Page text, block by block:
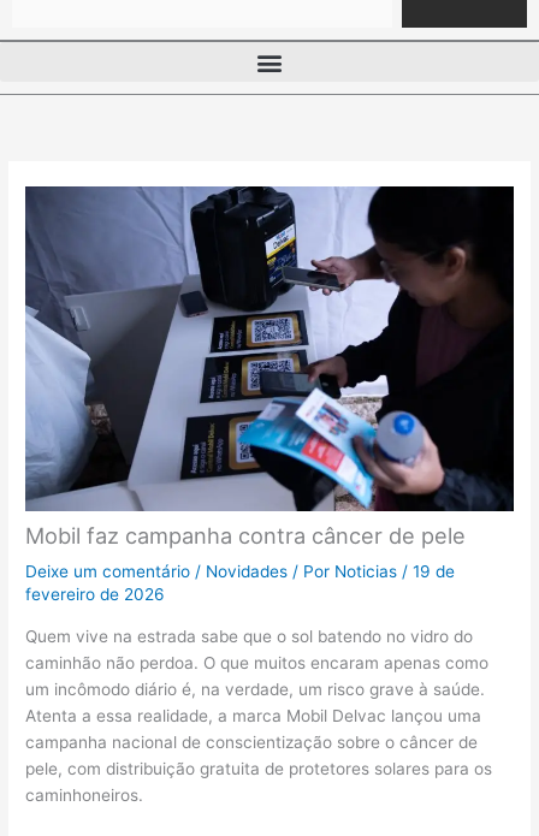
Mobil faz campanha contra câncer de pele
Deixe um comentário / Novidades / Por Noticias /19 de
fevereiro de 2026
Quem vive na estrada sabe que o sol batendo no vidro do
caminhão não perdoa. O que muitos encaram apenas como
um incômodo diário é, na verdade, um risco grave à saúde.
Atenta a essa realidade, a marca Mobil Delvac lançou uma
campanha nacional de conscientização sobre o câncer de
pele, com distribuição gratuita de protetores solares para os
caminhoneiros.